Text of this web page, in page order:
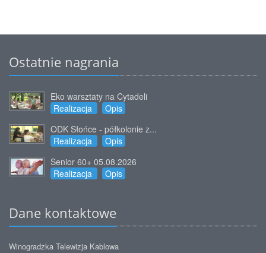
Ostatnie nagrania
Eko warsztaty na Cytadeli
Realizacja
Opis
ODK Słońce - półkolonie z...
Realizacja
Opis
Senior 60+ 05.08.2026
Realizacja
Opis
Dane kontaktowe
Winogradzka Telewizja Kablowa